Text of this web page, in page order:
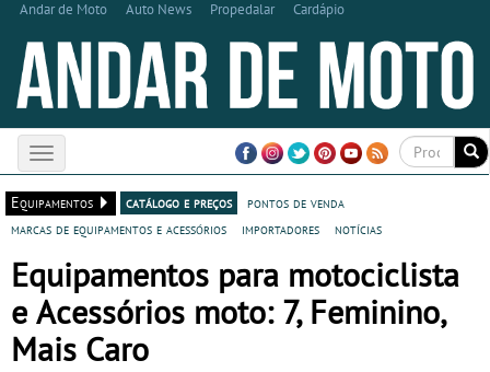
Andar de Moto Auto News Propedalar Cardápio
Toggle
navigation
Equipamentos
catálogo e preços
pontos de venda
marcas de equipamentos e acessórios
importadores notícias
Equipamentos para motociclista
e Acessórios moto: 7, Feminino,
Mais Caro